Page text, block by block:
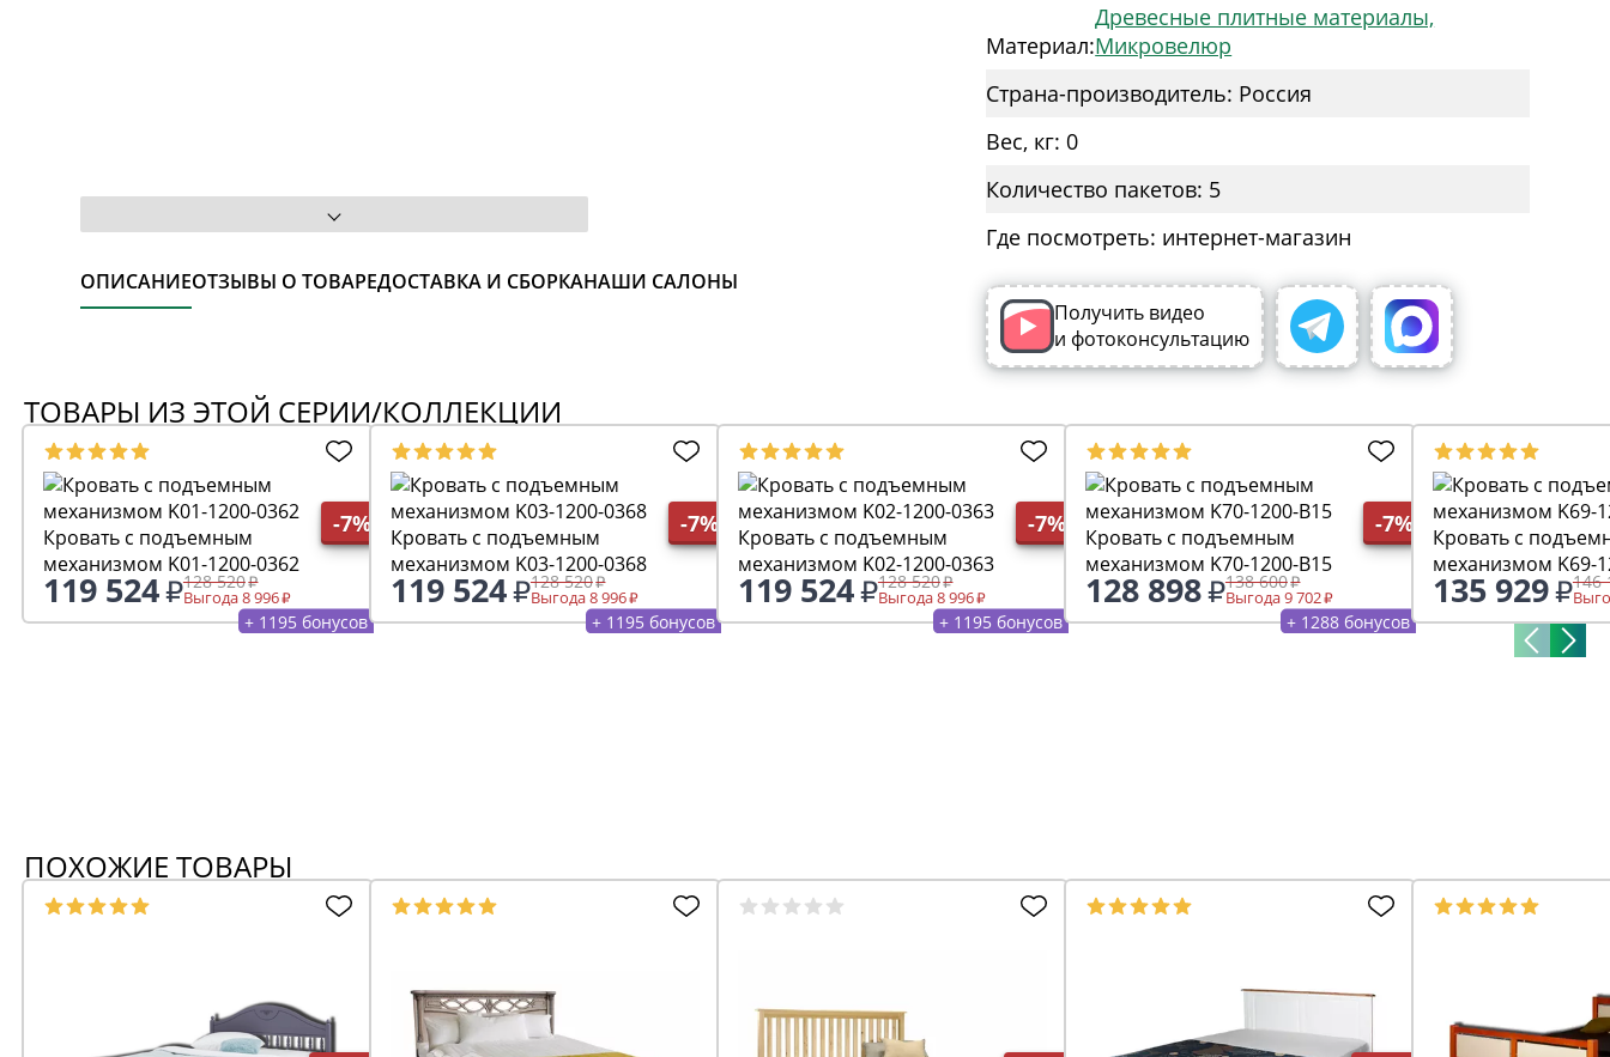
ОПИСАНИЕОТЗЫВЫ О ТОВАРЕДОСТАВКА И СБОРКАНАШИ САЛОНЫ
Материал:
Древесные плитные материалы,
Микровелюр
Страна-производитель: Россия
Вес, кг: 0
Количество пакетов: 5
Где посмотреть: интернет-магазин
Получить видео
и фотоконсультацию
ТОВАРЫ ИЗ ЭТОЙ СЕРИИ/КОЛЛЕКЦИИ
-7%
Кровать с подъемным
механизмом K01-1200-0362
119 524 128 520
Выгода 8 996
+ 1195 бонусов
-7%
Кровать с подъемным
механизмом K03-1200-0368
119 524 128 520
Выгода 8 996
+ 1195 бонусов
-7%
Кровать с подъемным
механизмом K02-1200-0363
119 524 128 520
Выгода 8 996
+ 1195 бонусов
-7%
Кровать с подъемным
механизмом K70-1200-B15
128 898 138 600
Выгода 9 702
+ 1288 бонусов
Кровать с
механизмом K69-
135 929 146
ПОХОЖИЕ ТОВАРЫ